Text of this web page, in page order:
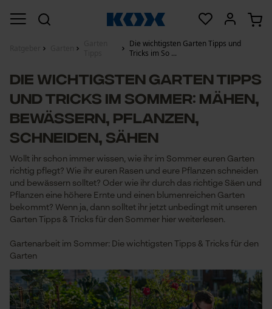
Die wichtigsten Garten Tipps und
Tricks im So ...
Die wichtigsten Garten Tipps
und Tricks im Sommer: mähen,
bewässern, pflanzen,
schneiden, sähen
Wollt ihr schon immer wissen, wie ihr im Sommer euren Garten
richtig pflegt? Wie ihr euren Rasen und eure Pflanzen schneiden
und bewässern solltet? Oder wie ihr durch das richtige Säen und
Pflanzen eine höhere Ernte und einen blumenreichen Garten
bekommt? Wenn ja, dann solltet ihr jetzt unbedingt mit unseren
Garten Tipps & Tricks für den Sommer hier weiterlesen.
Gartenarbeit im Sommer: Die wichtigsten Tipps & Tricks für den
Garten